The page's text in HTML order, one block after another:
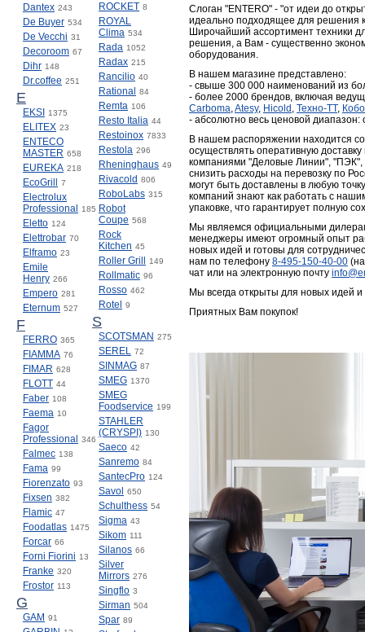
Dantex 243
De Buyer 534
De Vecchi 31
Decoroom 67
Dihr 148
Dr.coffee 251
E
EKSI 1375
ELITEX 23
ENTECO
MASTER 658
EUREKA 218
EcoGrill 7
Electrolux
Professional
185
Eletto 124
Elettrobar 70
Elframo 23
Emile
Henry 266
Empero 281
Eternum 527
F
FERRO 365
FIAMMA 76
FIMAR 628
FLOTT 44
Faber 108
Faema 10
Fagor
Professional
346
Falmec 138
Fama 99
Fiorenzato 93
Fixsen 382
Flamic 47
Foodatlas 1475
Forcar 66
Forni Fiorini 13
Franke 320
Frostor 113
G
GAM 91
ROCKET 8
ROYAL
Clima 534
Rada 1052
Radax 215
Rancilio 40
Rational 84
Remta 106
Resto Italia 44
Restoinox 7833
Restola 296
Rheninghaus 49
Rivacold 806
RoboLabs 315
Robot
Coupe 568
Rock
Kitchen 45
Roller Grill 149
Rollmatic 96
Rosso 462
Rotel 9
S
SCOTSMAN 275
SEREL 72
SINMAG 87
SMEG 1370
SMEG
Foodservice 199
STAHLER
(CRYSPI) 130
Saeco 42
Sanremo 84
SantecPro 124
Savol 650
Schulthess 54
Sigma 43
Sikom 111
Silanos 66
Silver
Mirrors 276
Singflo 3
Sirman 504
Spar 89
Слоган "ENTERO" - "от идеи до
идеально подходящее для решения
Широчайший ассортимент техники
решения, а Вам - существенно
оборудования.
В нашем магазине представлено:
- свыше 300 000 наименований из
- более 2000 брендов, включая
Carboma,Atesy, Hicold , Техно-ТТ,
- абсолютно весь ценовой диапазон:
В нашем распоряжении находится
осуществлять оперативную
компаниями "Деловые Линии", "ПЭК",
снизить расходы на перевозку по
могут быть доставлены в любую
компаний знают как работать с
упаковке, что гарантирует полную
Мы являемся официальными
менеджеры имеют огромный опыт
новых идей и готовы для
нам по телефону 8-495-150-40-00
чат или на электронную почту
Мы всегда открыты для новых идей
Приятных Вам покупок!